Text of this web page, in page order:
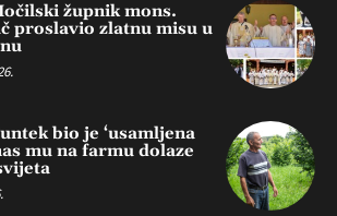
župnik mons.
proslavio zlatnu misu u
bio je ‘usamljena
mu na farmu dolaze